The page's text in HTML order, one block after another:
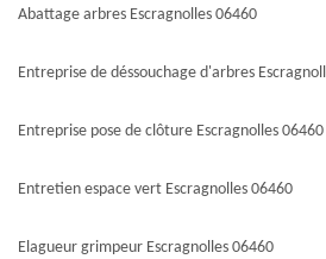
Abattage arbres Escragnolles 06460
Entreprise de déssouchage d'arbres
Entreprise pose de clôture Escragnolles 06460
Entretien espace vert Escragnolles 06460
Elagueur grimpeur Escragnolles 06460